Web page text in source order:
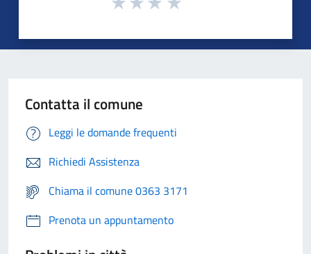
Contatta il comune
Leggi le domande frequenti
Richiedi Assistenza
Chiama il comune 0363 3171
Prenota un appuntamento